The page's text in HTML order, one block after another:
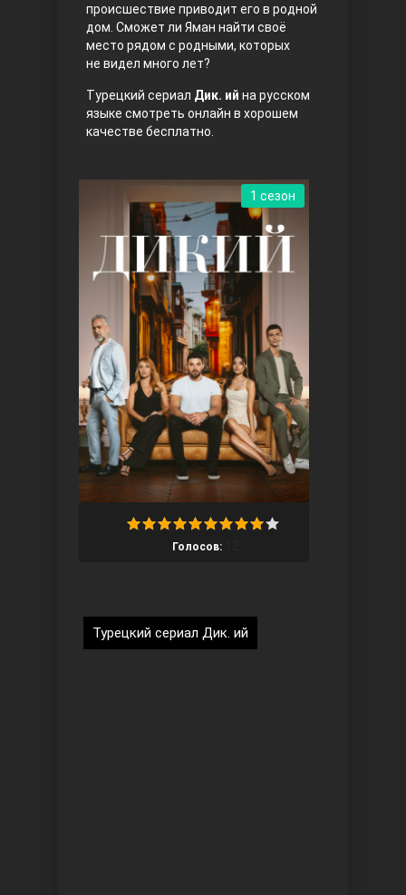
Воскресший Эртугрул
Три сестры
Ветреный холм
Ты назови
происшествие приводит его в родной
дом. Сможет ли Яман найти своё
место рядом с родными, которых
не видел много лет?
Турецкий сериал Дик. ий на русском
языке смотреть онлайн в хорошем
качестве бесплатно.
Голосов:
1 сезон
Турецкий сериал Дик. ий